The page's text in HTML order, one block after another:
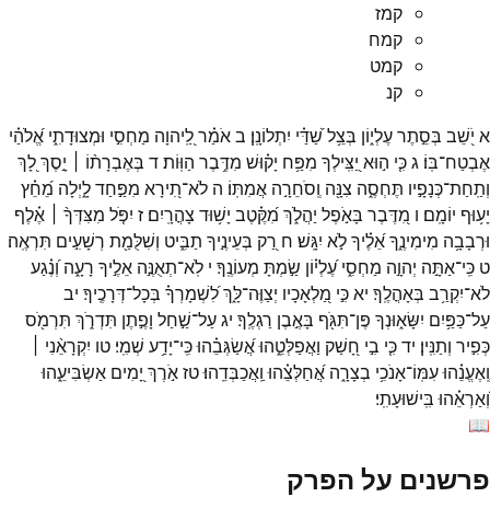
קמז
קמח
קמט
קנ
א יֹ֭שֵׁב בְּסֵ֣תֶרעֶלְי֑וֹן בְּצֵ֥לשַׁ֝דַּ֗י יִתְלוֹנָֽן׃ באֹמַ֗רלַֽ֭יהוָה מַחְסִ֣י וּמְצוּדָתִ֑י אֱ֝לֹהַ֗י
אֶבְטַח־בּֽוֹ׃ גכִּ֤י ה֣וּא יַ֭צִּֽילְךָ מִפַּ֥ח יָק֗וּשׁ מִדֶּ֥בֶר הַוּֽוֹת׃ד בְּאֶבְרָת֨וֹ ׀ יָ֣סֶךְלָ֭ךְ
וְתַֽחַת־כְּנָפָ֣יו תֶּחְסֶ֑ה צִנָּ֖ה וְֽסֹחֵרָ֣ה אֲמִתּֽוֹ׃ ה לֹא־תִ֭ירָא מִפַּ֣חַדלָ֑יְלָה מֵ֝חֵ֗ץ
יָע֥וּף יוֹמָֽם׃ ו מִ֭דֶּבֶר בָּאֹ֣פֶל יַהֲלֹ֑ךְמִ֝קֶּ֗טֶב יָשׁ֥וּד צָהֳרָֽיִם׃ ז יִפֹּ֤ל מִצִּדְּךָ֨ ׀
אֶ֗לֶף
וּרְבָבָ֥ה מִימִינֶ֑ךָאֵ֝לֶ֗יךָלֹ֣א יִגָּֽשׁ׃ ח רַ֭ק בְּעֵינֶ֣יךָ תַבִּ֑יט וְשִׁלֻּמַ֖ת רְשָׁעִ֣ים תִּרְאֶֽה׃
ט כִּֽי־אַתָּ֣ה יְהוָ֣ה מַחְסִ֑י עֶ֝לְי֗וֹן שַׂ֣מְתָּ מְעוֹנֶֽךָ׃ י לֹֽא־תְאֻנֶּ֣ה אֵלֶ֣יךָ רָעָ֑ה וְ֝נֶ֗גַע
לֹא־יִקְרַ֥ב בְּאָהֳלֶֽךָ׃ יאכִּ֣י מַ֭לְאָכָיו יְצַוֶּה־לָּ֑ךְלִ֝שְׁמָרְךָ֗ בְּכָל־דְּרָכֶֽיךָ׃ יב
עַל־כַּפַּ֥יִם יִשָּׂא֑וּנְךָ פֶּן־תִּגֹּ֖ף בָּאֶ֣בֶן רַגְלֶֽךָ׃ יגעַל־שַׁ֣חַל וָפֶ֣תֶן תִּדְרֹ֑ךְ תִּרְמֹ֖ס
כְּפִ֣יר וְתַנִּֽין׃ ידכִּ֤י בִ֣י חָ֭שַׁק וַאֲפַלְּטֵ֑הוּאֲ֝שַׂגְּבֵ֗הוּכִּֽי־יָדַ֥ע שְׁמִֽי׃ טו יִקְרָאֵ֨נִי ׀
וְֽאֶעֱנֵ֗הוּעִמּֽוֹ־אָנֹכִ֥י בְצָרָ֑ה אֲ֝חַלְּצֵ֗הוּ וַֽאֲכַבְּדֵֽהוּ׃טזאֹ֣רֶךְ יָ֭מִים אַשְׂבִּיעֵ֑הוּ
וְ֝אַרְאֵ֗הוּ בִּֽישׁוּעָתִֽי׃
📖
פרשנים על הפרק